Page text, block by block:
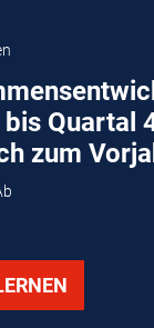
Quartal
zum